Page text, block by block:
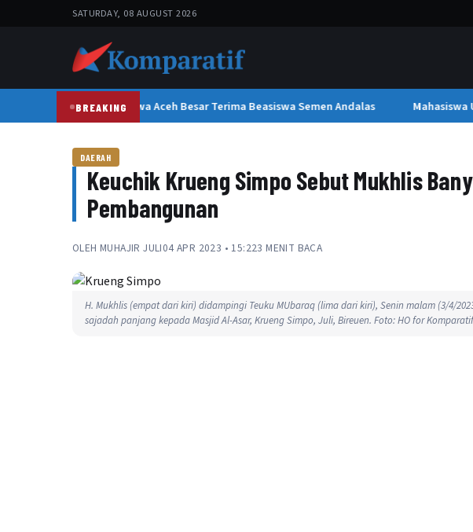
SATURDAY, 08 AUGUST 2026
BREAKING
300 Pelajar dan Mahasiswa Aceh Besar Terima Beasiswa Semen Andalas Mahasiswa
DAERAH
Keuchik Krueng Simpo Sebut Mukhlis
Pembangunan
OLEH MUHAJIR JULI04 APR 2023 • 15:223 MENIT BACA
H. Mukhlis (empat dari kiri) didampingi Teuku MUbaraq (lima dari kiri), Senin malam (3/4/
sajadah panjang kepada Masjid Al-Asar, Krueng Simpo, Juli, Bireuen. Foto: HO for